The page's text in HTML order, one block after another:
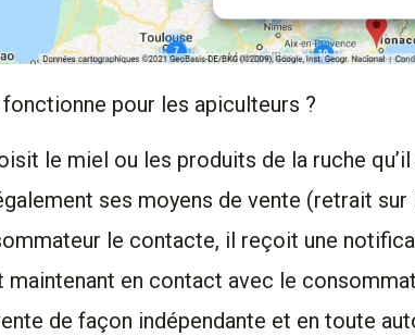
pour les apiculteurs ?
le miel ou les produits de la ruche
ses moyens de vente (retrait
le contacte, il reçoit une
maintenant en contact avec le
de façon indépendante et en toute